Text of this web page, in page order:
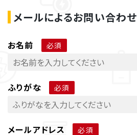
メールによるお問い合わせ
お名前
ふりがな
メールアドレス